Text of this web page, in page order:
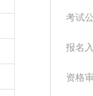
考试
报名
资格